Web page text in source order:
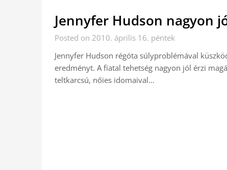
Jennyfer Hudson nagyon
Posted on 2010. április 16. péntek
Jennyfer Hudson régóta súlyproblémával
eredményt. A fiatal tehetség nagyon jól érzi
teltkarcsú, nőies idomaival…